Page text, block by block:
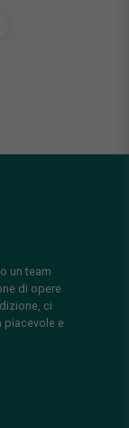
un team
di opere
ci
piacevole e